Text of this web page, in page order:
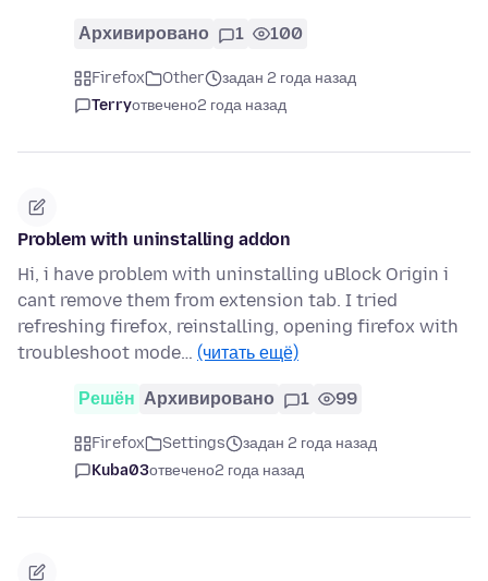
Архивировано 1 100
Firefox Other
задан 2 года назад
Terryотвечено2 года назад
Problem with uninstalling addon
Hi, i have problem with uninstalling uBlock Origin i
cant remove them from extension tab. I tried
refreshing firefox, reinstalling, opening firefox with
troubleshoot mode… (читать ещё)
Решён Архивировано 1 99
Firefox Settings
задан 2 года назад
Kuba03отвечено2 года назад